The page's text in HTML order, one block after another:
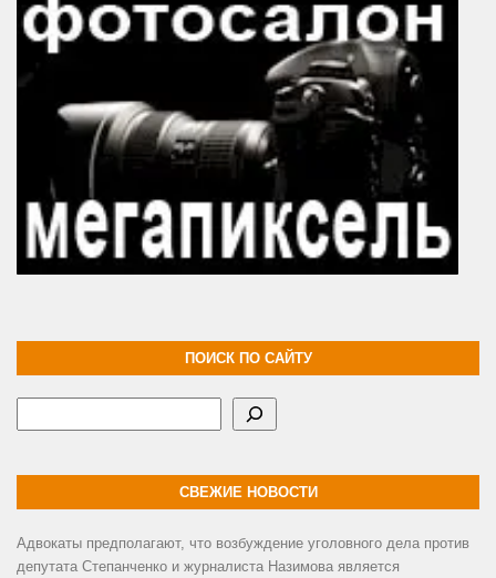
ПОИСК ПО САЙТУ
СВЕЖИЕ НОВОСТИ
Адвокаты предполагают, что возбуждение уголовного дела против
депутата Степанченко и журналиста Назимова является